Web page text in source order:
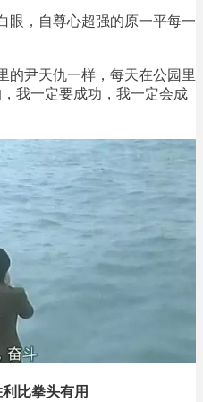
眼，自尊心超强的原一平每一
的尹天仇一样，每天在公园里
我一定要成功，我一定会成
比拳头有用